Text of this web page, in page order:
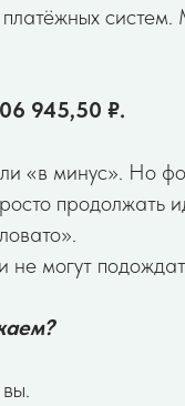
945,50 ₽.
«в минус». Но
продолжать
не могут